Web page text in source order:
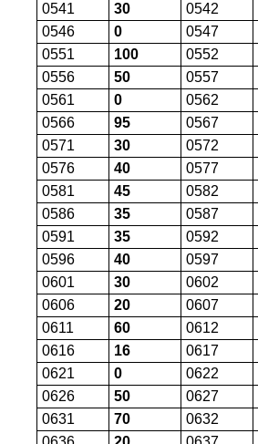
0541
30
0542
0546
0
0547
0551
100
0552
0556
50
0557
0561
0
0562
0566
95
0567
0571
30
0572
0576
40
0577
0581
45
0582
0586
35
0587
0591
35
0592
0596
40
0597
0601
30
0602
0606
20
0607
0611
60
0612
0616
16
0617
0621
0
0622
0626
50
0627
0631
70
0632